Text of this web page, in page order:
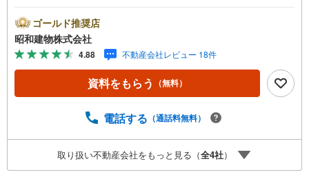
武線西荻窪駅徒歩19分。荻窪駅へはバス利用もできる立
地。 ・・・地域密着昭和建物です・・・ 西荻窪に創業4
4年、地域密着の不動産会社です。 不動産購入、買換え
には、不安がつきもの。 物件の選定や住宅ローンはもちろ
ん地域密着だからこその情報をお伝え、ご提案いたしま
存在しません。唯一無二の不動産をお手伝いいたします。
す。 ご家族で楽しくご検討頂けるようご案内しております
のでぜひ、お気軽にお問い合わせください。 営業時間: 9:
00 - 20:00
ゴールド推奨店
昭和建物株式会社
4.88 不動産会社レビュー 18件
資料をもらう （無料）
電話する （通話料無料）
取り扱い不動産会社をもっと見る（全4社）